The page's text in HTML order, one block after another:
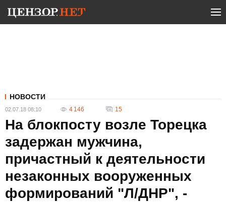
НОВОСТИ
02.07.18 08:10 4 146 15
На блокпосту возле Торецка
задержан мужчина,
причастный к деятельности
незаконных вооруженных
формирований "Л/ДНР", -